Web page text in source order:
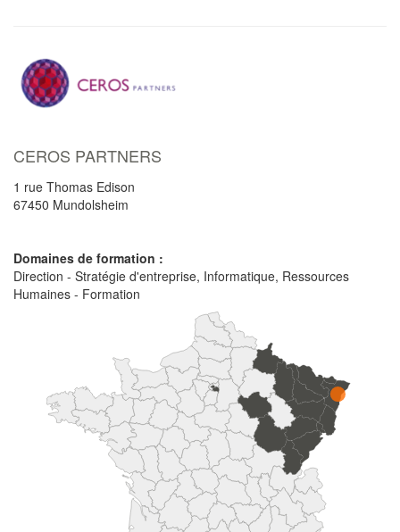
CEROS PARTNERS
1 rue Thomas Edison
67450 Mundolsheim
Domaines de formation :
Direction - Stratégie d'entreprise, Informatique, Ressources
Humaines - Formation